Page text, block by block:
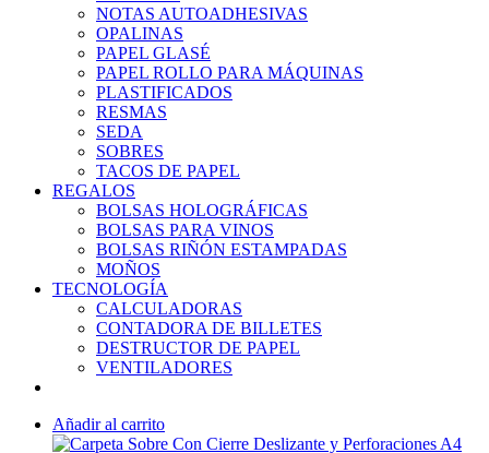
NOTAS AUTOADHESIVAS
OPALINAS
PAPEL GLASÉ
PAPEL ROLLO PARA MÁQUINAS
PLASTIFICADOS
RESMAS
SEDA
SOBRES
TACOS DE PAPEL
REGALOS
BOLSAS HOLOGRÁFICAS
BOLSAS PARA VINOS
BOLSAS RIÑÓN ESTAMPADAS
MOÑOS
TECNOLOGÍA
CALCULADORAS
CONTADORA DE BILLETES
DESTRUCTOR DE PAPEL
VENTILADORES
Añadir al carrito